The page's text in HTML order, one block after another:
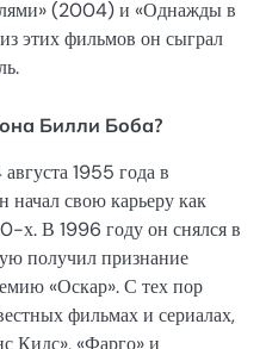
(2004) и «Однажды в
этих фильмов он сыграл
Билли Боба?
1955 года в
свою карьеру как
х. В 1996 году он снялся в
получил признание
«Оскар». С тех пор
фильмах и сериалах,
Кидс», «Фарго» и